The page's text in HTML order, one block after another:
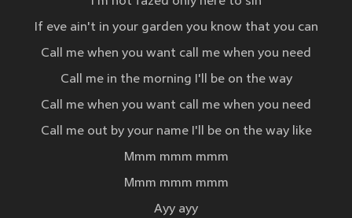
If eve ain't in your garden you know that you can
Call me when you want call me when you need
Call me in the morning I'll be on the way
Call me when you want call me when you need
Call me out by your name I'll be on the way like
Mmm mmm mmm
Mmm mmm mmm
Ayy ayy